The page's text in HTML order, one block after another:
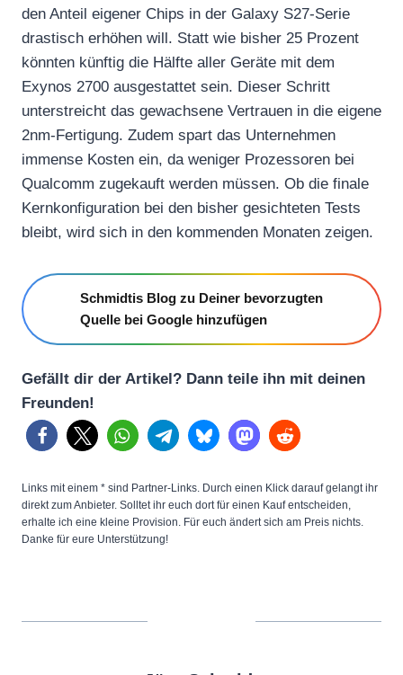
den Anteil eigener Chips in der Galaxy S27-Serie
drastisch erhöhen will. Statt wie bisher 25 Prozent
könnten künftig die Hälfte aller Geräte mit dem
Exynos 2700 ausgestattet sein. Dieser Schritt
unterstreicht das gewachsene Vertrauen in die eigene
2nm-Fertigung. Zudem spart das Unternehmen
immense Kosten ein, da weniger Prozessoren bei
Qualcomm zugekauft werden müssen. Ob die finale
Kernkonfiguration bei den bisher gesichteten Tests
bleibt, wird sich in den kommenden Monaten zeigen.
Schmidtis Blog zu Deiner bevorzugten
Quelle bei Google hinzufügen
Gefällt dir der Artikel? Dann teile ihn mit deinen
Freunden!
Links mit einem * sind Partner-Links. Durch einen Klick darauf gelangt ihr
direkt zum Anbieter. Solltet ihr euch dort für einen Kauf entscheiden,
erhalte ich eine kleine Provision. Für euch ändert sich am Preis nichts.
Danke für eure Unterstützung!